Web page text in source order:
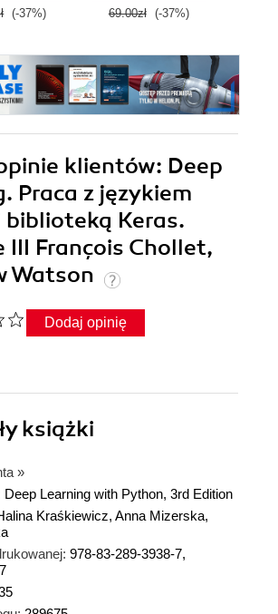
(-37%) 69.00zł (-37%)
klientów: Deep
Praca z językiem
biblioteką Keras.
III François Chollet,
Watson
Dodaj opinię
książki
»
Deep Learning with Python, 3rd Edition
Kraśkiewicz, Anna Mizerska,
978-83-289-3938-7,